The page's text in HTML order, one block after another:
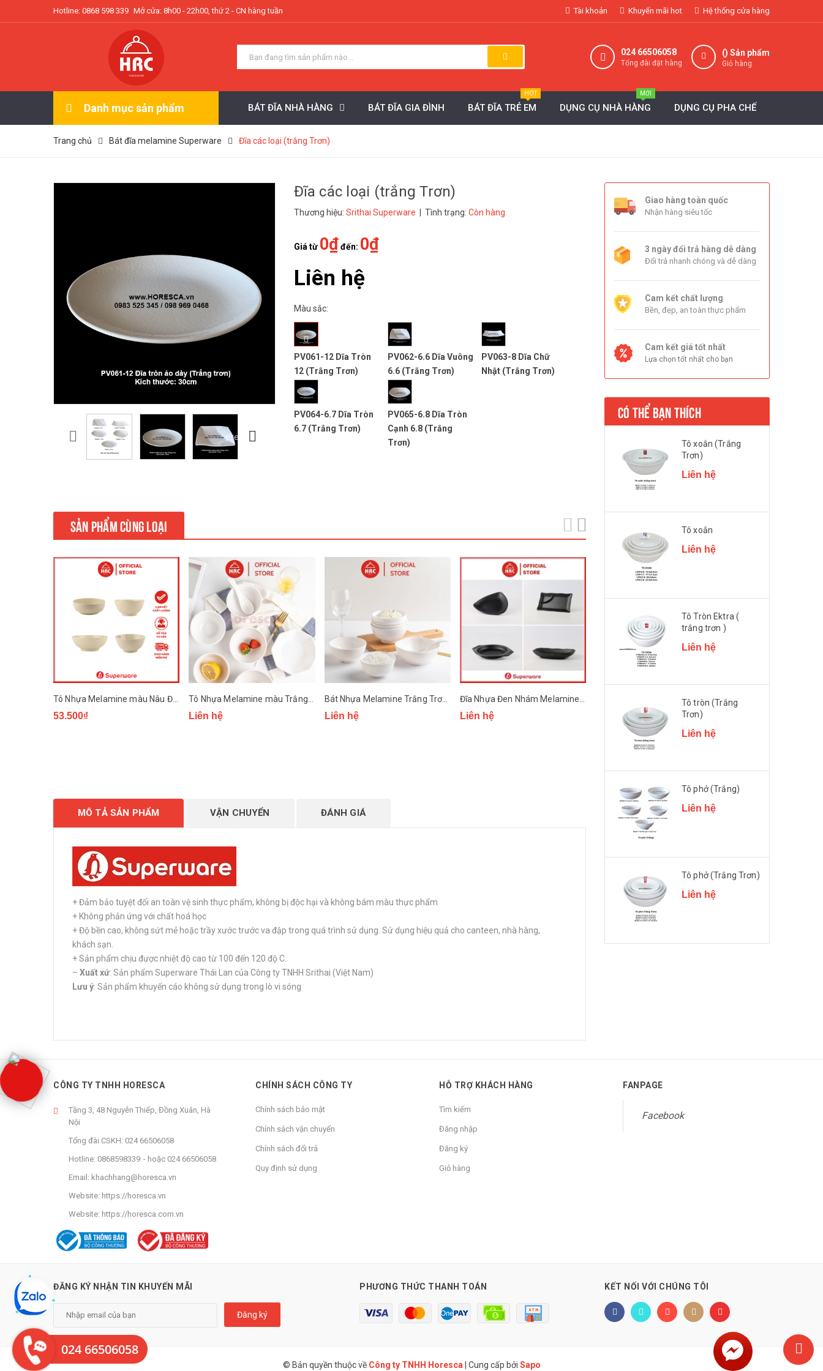
Hotline: 0868 598 339 Mở cửa: 8h00 - 22h00, thứ 2 - CN hàng tuần Tài khoản Khuyến mãi hot Hệ thống cửa hàng
024 66506058
Tổng đài đặt hàng
() Sản phẩm
Giỏ hàng
Danh mục sản phẩm BÁT ĐĨA NHÀ HÀNG BÁT ĐĨA GIA ĐÌNH BÁT ĐĨA TRẺ EM
HOT
DỤNG CỤ NHÀ HÀNG
MỚI
DỤNG CỤ PHA CHẾ
Trang chủ Bát đĩa melamine Superware Đĩa các loại (trắng Trơn)
prev next
Đĩa các loại (trắng Trơn)
Thương hiệu: Srithai Superware | Tình trạng: Còn hàng
Giá từ 0₫ đến: 0₫
Liên hệ
Màu sắc:
PV061-12 Dĩa Tròn
12 (Trắng Trơn)
PV062-6.6 Dĩa Vuông
6.6 (Trắng Trơn)
PV063-8 Dĩa Chữ
Nhật (Trắng Trơn)
PV064-6.7 Dĩa Tròn
6.7 (Trắng Trơn)
PV065-6.8 Dĩa Tròn
Cạnh 6.8 (Trắng
Trơn)
SẢN PHẨM CÙNG LOẠI
Tô Nhựa Melamine màu Nâu Đá Superware
53.500₫ Liên hệ
Bát Nhựa Melamine Trắng Trơn Superware
Liên hệ Liên hệ
Đĩa Nhựa Melamine màu Đá Xám Đa Dạng Kiểu Dáng SUPERWARE
Liên hệ
MÔ TẢ SẢN PHẨM VẬN CHUYỂN ĐÁNH GIÁ
+ Đảm bảo tuyệt đối an toàn vệ sinh thực phẩm, không bị độc hại và không bám màu thực phẩm
+ Không phản ứng với chất hoá học
+ Độ bền cao, không sứt mẻ hoặc trầy xước trước va đập trong quá trình sử dụng. Sử dụng hiệu quả cho canteen, nhà hàng,
khách sạn.
+ Sản phẩm chịu được nhiệt độ cao từ 100 đến 120 độ C.
– Xuất xứ: Sản phẩm Superware Thái Lan của Công ty TNHH Srithai (Việt Nam)
Lưu ý: Sản phẩm khuyến cáo không sử dụng trong lò vi sóng
Giao hàng toàn quốc
Nhận hàng siêu tốc
3 ngày đổi trả hàng dễ dàng
Đổi trả nhanh chóng và dễ dàng
Cam kết chất lượng
Bền, đẹp, an toàn thực phẩm
Cam kết giá tốt nhất
Lựa chọn tốt nhất cho bạn
CÓ THỂ BẠN THÍCH
Tô xoắn (Trắng
Trơn)
Liên hệ
Tô xoắn
Liên hệ
Tô Tròn Ektra (
trắng trơn )
Liên hệ
Tô tròn (Trắng
Trơn)
Liên hệ
Tô phở (Trắng)
Liên hệ
Tô phở (Trắng Trơn)
Liên hệ
CÔNG TY TNHH HORESCA
Tầng 3, 48 Nguyễn Thiếp, Đồng Xuân, Hà
Nội
Tổng đài CSKH: 024 66506058
Hotline: 0868598339 hoặc 024 66506058
Email: khachhang@horesca.vn
Website: https://horesca.vn
Website: https://horesca.com.vn
CHÍNH SÁCH CÔNG TY
Chính sách bảo mật
Chính sách vận chuyển
Chính sách đổi trả
Quy định sử dụng
HỖ TRỢ KHÁCH HÀNG
Tìm kiếm
Đăng nhập
Đăng ký
Giỏ hàng
FANPAGE
Facebook
ĐĂNG KÝ NHẬN TIN KHUYẾN MÃI
Đăng ký
PHƯƠNG THỨC THANH TOÁN KẾT NỐI VỚI CHÚNG TÔI
© Bản quyền thuộc về Công ty TNHH Horesca Cung cấp bởi Sapo
024 66506058